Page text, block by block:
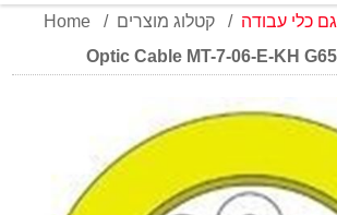
Home / קטלוג מוצרים / כלי עבודה
Optic Cable MT-7-06-E-KH